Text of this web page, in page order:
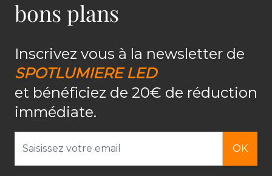
bons plans
Inscrivez vous à la newsletter de
SPOTLUMIERE LED
et bénéficiez de 20€ de réduction
immédiate.
OK